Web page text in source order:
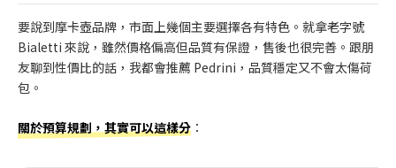
要說到摩卡壺品牌，市面上幾個主要選擇各有特色。就拿老字號
Bialetti 來說，雖然價格偏高但品質有保證，售後也很完善。跟朋
友聊到性價比的話，我都會推薦 Pedrini，品質穩定又不會太傷荷
包。
關於預算規劃，其實可以這樣分 ：